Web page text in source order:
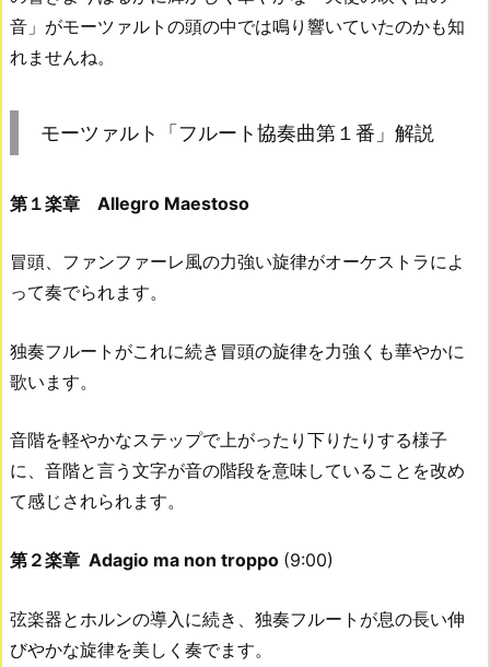
音」がモーツァルトの頭の中では鳴り響いていたのかも知
れませんね。
モーツァルト「フルート協奏曲第１番」解説
第１楽章 Allegro Maestoso
冒頭、ファンファーレ風の力強い旋律がオーケストラによ
って奏でられます。
独奏フルートがこれに続き冒頭の旋律を力強くも華やかに
歌います。
音階を軽やかなステップで上がったり下りたりする様子
に、音階と言う文字が音の階段を意味していることを改め
て感じされられます。
第２楽章 Adagio ma non troppo (9:00)
弦楽器とホルンの導入に続き、独奏フルートが息の長い伸
びやかな旋律を美しく奏でます。